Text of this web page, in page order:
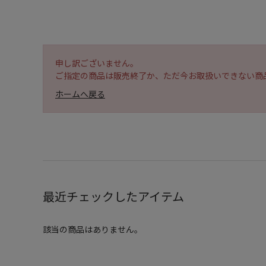
申し訳ございません。
ご指定の商品は販売終了か、ただ今お取扱いできない商
ホームへ戻る
最近チェックしたアイテム
該当の商品はありません。